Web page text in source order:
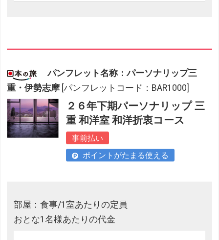
パンフレット名称：パーソナリップ三
重・伊勢志摩 [パンフレットコード：BAR1000]
２６年下期パーソナリップ 三
重 和洋室 和洋折衷コース
事前払い
ポイントがたまる使える
部屋：食事/1室あたりの定員
おとな1名様あたりの代金